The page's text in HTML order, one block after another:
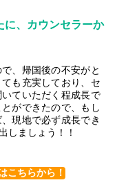
に、カウンセラーか
、帰国後の不安がと
も充実しており、セ
ていただく程成長で
ができたので、もし
現地で必ず成長でき
しましょう！！
こちらから！